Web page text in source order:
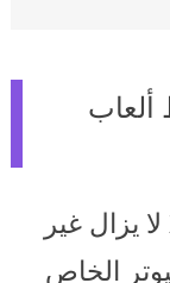
ألعاب
إذا كان تسجيل Xbox Game Bar لا يزال غير
الخاص